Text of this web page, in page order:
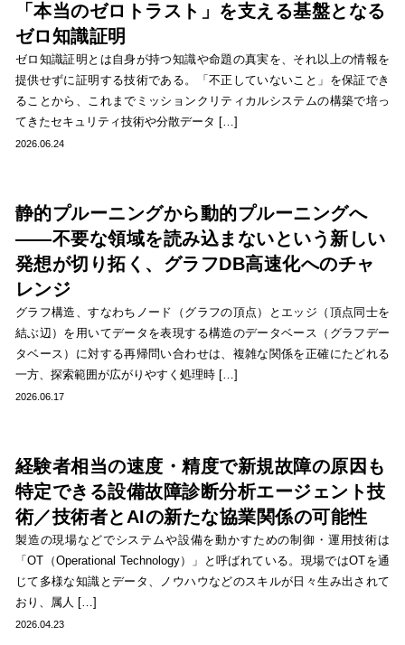
「本当のゼロトラスト」を支える基盤となる
ゼロ知識証明
ゼロ知識証明とは自身が持つ知識や命題の真実を、それ以上の情報を
提供せずに証明する技術である。「不正していないこと」を保証でき
ることから、これまでミッションクリティカルシステムの構築で培っ
てきたセキュリティ技術や分散データ […]
2026.06.24
静的プルーニングから動的プルーニングへ
――不要な領域を読み込まないという新しい
発想が切り拓く、グラフDB高速化へのチャ
レンジ
グラフ構造、すなわちノード（グラフの頂点）とエッジ（頂点同士を
結ぶ辺）を用いてデータを表現する構造のデータベース（グラフデー
タベース）に対する再帰問い合わせは、複雑な関係を正確にたどれる
一方、探索範囲が広がりやすく処理時 […]
2026.06.17
経験者相当の速度・精度で新規故障の原因も
特定できる設備故障診断分析エージェント技
術／技術者とAIの新たな協業関係の可能性
製造の現場などでシステムや設備を動かすための制御・運用技術は
「OT（Operational Technology）」と呼ばれている。現場ではOTを通
じて多様な知識とデータ、ノウハウなどのスキルが日々生み出されて
おり、属人 […]
2026.04.23